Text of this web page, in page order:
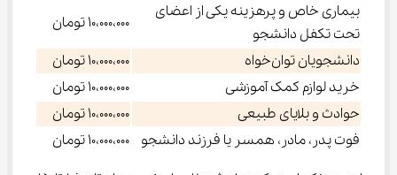
بیماری خاص و پرهزینه یکی از اعضای
تحت تکفل دانشجو
10،000،000 تومان
دانشجویان توان‌خواه
10،000،000 تومان
خرید لوازم کمک آموزشی
10،000،000 تومان
حوادث و بلایای طبیعی
10،000،000 تومان
فوت پدر، مادر، همسر یا فرزند دانشجو
10،000،000 تومان